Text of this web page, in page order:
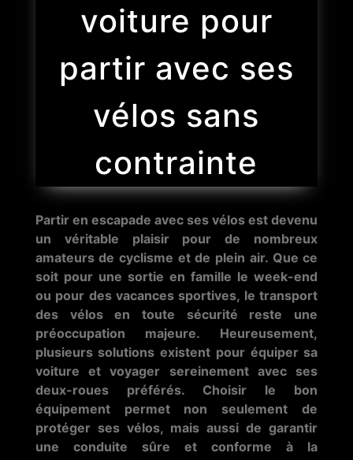
voiture pour
partir avec ses
vélos sans
contrainte
Partir en escapade avec ses vélos est devenu
un véritable plaisir pour de nombreux
amateurs de cyclisme et de plein air. Que ce
soit pour une sortie en famille le week-end
ou pour des vacances sportives, le transport
des vélos en toute sécurité reste une
préoccupation majeure. Heureusement,
plusieurs solutions existent pour équiper sa
voiture et voyager sereinement avec ses
deux-roues préférés. Choisir le bon
équipement permet non seulement de
protéger ses vélos, mais aussi de garantir
une conduite sûre et conforme à la